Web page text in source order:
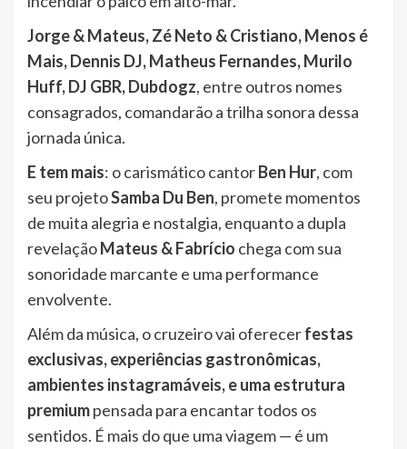
Jorge & Mateus, Zé Neto & Cristiano, Menos é
Mais, Dennis DJ, Matheus Fernandes, Murilo
Huff, DJ GBR, Dubdogz, entre outros nomes
consagrados, comandarão a trilha sonora dessa
jornada única.
E tem mais: o carismático cantorBen Hur, com
seu projetoSamba Du Ben, promete momentos
de muita alegria e nostalgia, enquanto a dupla
revelaçãoMateus & Fabrício chega com sua
sonoridade marcante e uma performance
envolvente.
Além da música, o cruzeiro vai oferecerfestas
exclusivas, experiências gastronômicas,
ambientes instagramáveis, e uma estrutura
premiumpensada para encantar todos os
sentidos. É mais do que uma viagem — é um